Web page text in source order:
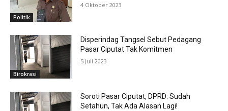
Politik
4 Oktober 2023
Birokrasi
Disperindag Tangsel Sebut Pedagang
Pasar Ciputat Tak Komitmen
5 Juli 2023
Soroti Pasar Ciputat, DPRD: Sudah
Setahun, Tak Ada Alasan Lagi!